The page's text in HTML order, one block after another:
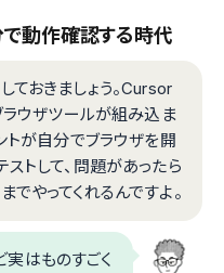
動作確認する時代
ておきましょう。Cursor
ラウザツールが組み込ま
トが自分でブラウザを開
ストして、問題があったら
でやってくれるんですよ。
はものすごく